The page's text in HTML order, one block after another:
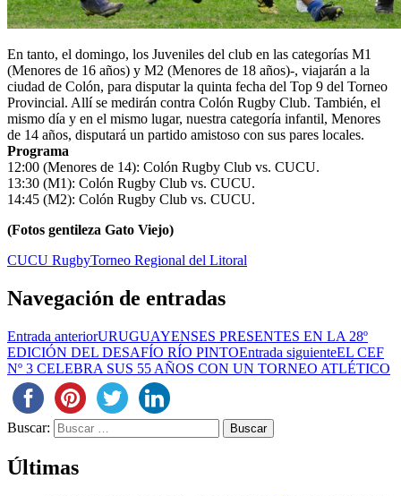
En tanto, el domingo, los Juveniles del club en las categorías M1
(Menores de 16 años) y M2 (Menores de 18 años)-, viajarán a la
ciudad de Colón, para disputar la quinta fecha del Top 9 del Torneo
Provincial. Allí se medirán contra Colón Rugby Club. También, el
mismo día y en el mismo lugar, nuestra categoría infantil, Menores
de 14 años, disputará un partido amistoso con sus pares locales.
Programa
12:00 (Menores de 14): Colón Rugby Club vs. CUCU.
13:30 (M1): Colón Rugby Club vs. CUCU.
14:45 (M2): Colón Rugby Club vs. CUCU.
(Fotos gentileza Gato Viejo)
CUCU RugbyTorneo Regional del Litoral
Navegación de entradas
Entrada anteriorURUGUAYENSES PRESENTES EN LA 28º
EDICIÓN DEL DESAFÍO RÍO PINTOEntrada siguienteEL CEF
Nº 3 CELEBRA SUS 55 AÑOS CON UN TORNEO ATLÉTICO
Buscar:
Últimas